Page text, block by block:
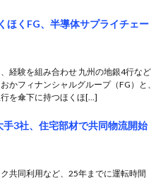
ほくFG、半導体サプライチェー
経験を組み合わせ 九州の地銀4行など
かフィナンシャルグループ（FG）と、
を傘下に持つほくほ[…]
3社、住宅部材で共同物流開始
共同利用など、25年までに運転時間